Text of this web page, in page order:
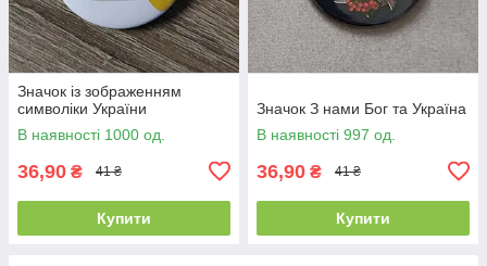
Значок із зображенням
символіки України
В наявності 1000 од.
36,90 ₴ 41 ₴
Купити
Значок З нами Бог та Україна
В наявності 997 од.
36,90 ₴ 41 ₴
Купити